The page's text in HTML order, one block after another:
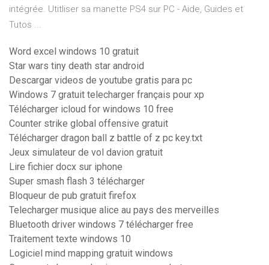
intégrée. Utitliser sa manette PS4 sur PC - Aide, Guides et
Tutos ...
Word excel windows 10 gratuit
Star wars tiny death star android
Descargar videos de youtube gratis para pc
Windows 7 gratuit telecharger français pour xp
Télécharger icloud for windows 10 free
Counter strike global offensive gratuit
Télécharger dragon ball z battle of z pc key.txt
Jeux simulateur de vol davion gratuit
Lire fichier docx sur iphone
Super smash flash 3 télécharger
Bloqueur de pub gratuit firefox
Telecharger musique alice au pays des merveilles
Bluetooth driver windows 7 télécharger free
Traitement texte windows 10
Logiciel mind mapping gratuit windows